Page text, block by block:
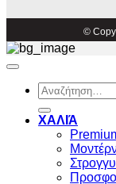
©
Αναζήτηση
για:
ΧΑΛΙΆ